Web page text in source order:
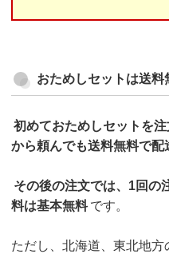
おためしセットは送料
初めておためしセットを
から頼んでも送料無料で配
その後の注文では、1回の
料は基本無料 です。
ただし、北海道、東北地